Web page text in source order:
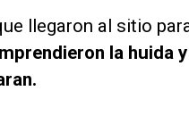
llegaron al sitio
la huida